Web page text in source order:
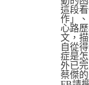
這段
作」
心路
文，
自從
症是
外已
蔡傑的